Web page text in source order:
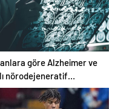
göre Alzheimer ve
nörodejeneratif
son gelişmeler
unutacağız |